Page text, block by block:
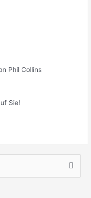
Phil Collins
Sie!